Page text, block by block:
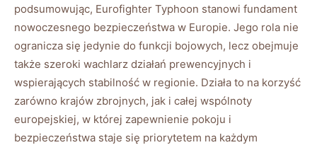
podsumowując, Eurofighter Typhoon stanowi fundament
nowoczesnego bezpieczeństwa w Europie. Jego rola nie
ogranicza się jedynie do funkcji bojowych, lecz obejmuje
także szeroki wachlarz działań prewencyjnych i
wspierających stabilność w regionie. Działa to na korzyść
zarówno krajów zbrojnych, jak i całej wspólnoty
europejskiej, w której zapewnienie pokoju i
bezpieczeństwa staje się priorytetem na każdym